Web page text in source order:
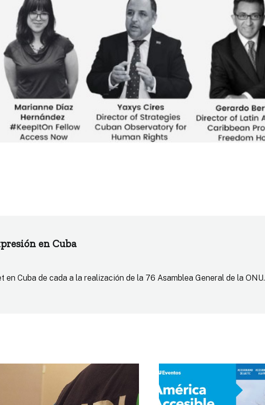
en Cuba
Cuba de cada a la realización de la 76 Asamblea General de la ONU.